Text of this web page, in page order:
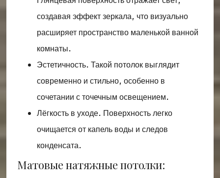
создавая эффект зеркала, что визуально
расширяет пространство маленькой ванной
комнаты.
Эстетичность. Такой потолок выглядит
современно и стильно, особенно в
сочетании с точечным освещением.
Лёгкость в уходе. Поверхность легко
очищается от капель воды и следов
конденсата.
Матовые натяжные потолки: